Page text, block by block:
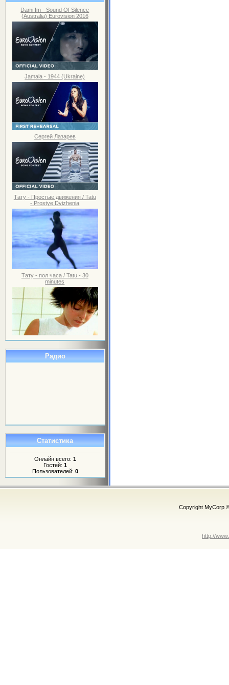
Dami Im - Sound Of Silence
(Australia) Eurovision 2016
Jamala - 1944 (Ukraine)
Сергей Лазарев
Тату - Простые движения / Tatu
- Prostye Dvizhenia
Тату - пол часа / Tatu - 30
minutes
Радио
Статистика
Онлайн всего: 1
Гостей: 1
Пользователей: 0
Copyright MyCorp
http://